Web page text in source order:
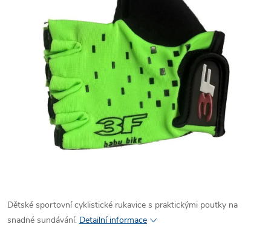
Dětské sportovní cyklistické rukavice s praktickými poutky na
snadné sundávání. Detailní informace